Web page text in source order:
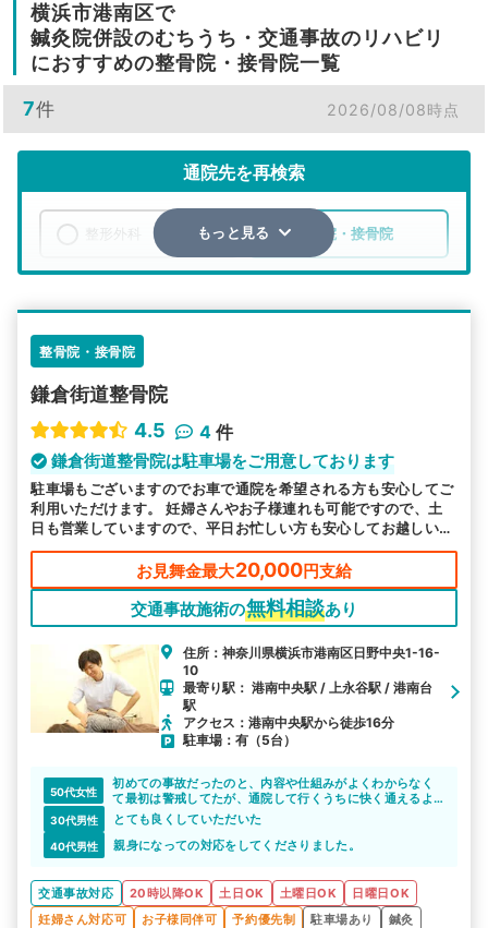
横浜市港南区で
鍼灸院併設のむちうち・交通事故のリハビリ
におすすめの整骨院・接骨院一覧
7件 2026/08/08時点
通院先を再検索
整骨院・接骨院
その他の検索方法
駅から探す 院名から探す
もっと見る
整骨院・接骨院
鎌倉街道整骨院
4.5
4 件
鎌倉街道整骨院は駐車場をご用意しております
駐車場もございますのでお車で通院を希望される方も安心してご
利用いただけます。 妊婦さんやお子様連れも可能ですので、土
日も営業していますので、平日お忙しい方も安心してお越しいた
だけます。
お見舞金最大20,000円支給
交通事故施術の無料相談あり
住所：神奈川県横浜市港南区日野中央1-16-
10
最寄り駅： 港南中央駅 / 上永谷駅 / 港南台
駅
アクセス：港南中央駅から徒歩16分
駐車場：有（5台）
50代女性
初めての事故だったのと、内容や仕組みがよくわからなく
て最初は警戒してたが、通院して行くうちに快く通えるよ
うになった。どの先生にもたいへんお世話になって、施術
によって身体も癒えたが、コロナ禍もあって先生達とのお
喋りや触れ合いも楽しかった。事故で整骨院に通院出来る
を受けるのは当然の権利なので、しっかり通って頂きたい
と思います。
30代男性 とても良くしていただいた
40代男性 親身になっての対応をしてくださりました。
交通事故対応 20時以降OK 土日OK 土曜日OK
日曜日OK
妊婦さん対応可
お子様同伴可 予約優先制 駐車場あり
鍼灸